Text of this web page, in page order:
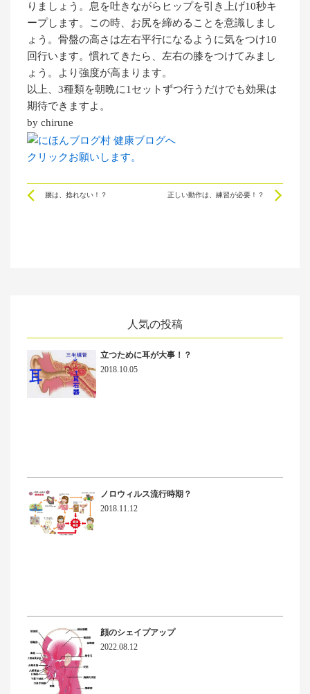
りましょう。息を吐きながらヒップを引き上げ10秒キ
ープします。この時、お尻を締めることを意識しまし
ょう。骨盤の高さは左右平行になるように気をつけ10
回行います。慣れてきたら、左右の膝をつけてみまし
ょう。より強度が高まります。
以上、3種類を朝晩に1セットずつ行うだけでも効果は
期待できますよ。
by chirune
クリックお願いします。
Prev
腰は、捻れない！？ 正しい動作は、練習が必要！？
人気の投稿
立つために耳が大事！？
2018.10.05
ノロウィルス流行時期？
2018.11.12
顔のシェイプアップ
2022.08.12